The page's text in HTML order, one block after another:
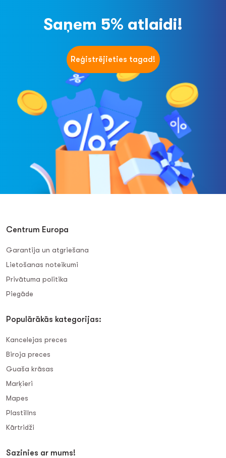
Saņem 5% atlaidi!
Reģistrējieties tagad!
Centrum Europa
Garantija un atgriešana
Lietošanas noteikumi
Privātuma politika
Piegāde
Populārākās kategorijas:
Kancelejas preces
Biroja preces
Guaša krāsas
Marķieri
Mapes
Plastilīns
Kārtridži
Sazinies ar mums!